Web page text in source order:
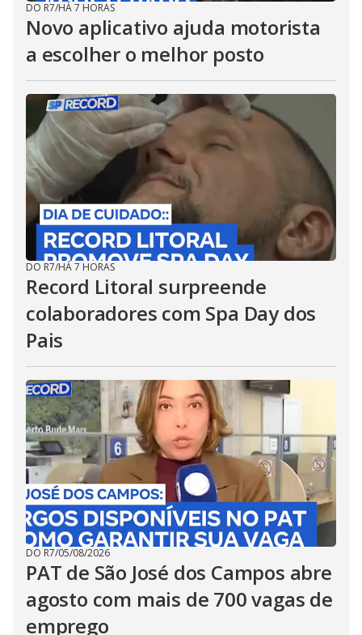
DO R7/HÁ 7 HORAS
Novo aplicativo ajuda motorista
a escolher o melhor posto
DO R7/HÁ 7 HORAS
Record Litoral surpreende
colaboradores com Spa Day dos
Pais
DO R7/05/08/2026
PAT de São José dos Campos abre
agosto com mais de 700 vagas de
emprego